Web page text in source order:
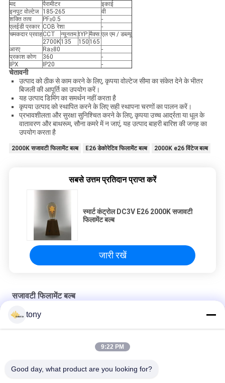
मद पैरामीटर
इकाई
इनपुट वोल्टेज
185-265
वी
शक्ति तत्व
PF≥0.5
-
एलईडी प्रकार COB रेशा
-
चमकदार प्रवाहCCT न्यूनतम:tYP:मैक्स:एल एम / डब्ल्यू
2700K135 150 165
आरए
Ra≥80
-
प्रकाश कोण
360
-
IPX
IP20 -
चेतावनी
उत्पाद को ठीक से काम करने के लिए, कृपया वोल्टेज सीमा का संकेत देने के भीतर
बिजली की आपूर्ति का उपयोग करें।
यह उत्पाद डिमिंग का समर्थन नहीं करता है
कृपया उत्पाद को स्थापित करने के लिए सही स्थापना चरणों का पालन करें।
प्रभावशीलता और सुरक्षा सुनिश्चित करने के लिए, कृपया उच्च आर्द्रता या धूल के
वातावरण और बाथरूम, सौना कमरे में न जाएं, यह उत्पाद बाहरी बारिश की जगह का
उपयोग करता है
2000K सजावटी फिलामेंट बल्ब E26 डेकोरेटिव फिलामेंट बल्ब 2000K e26 विंटेज बल्ब
सबसे उत्तम प्रतिदान प्राप्त करें
स्मार्ट कंट्रोल DC3V E26 2000K सजावटी
फिलामेंट बल्ब
जारी रखें
सजावटी फिलामेंट बल्ब
AC120V LED 4w 2200k G125 डेकोरेटिव फिलामेंट बल्ब
tony
9:22 PM
Good day, what product are you looking for?